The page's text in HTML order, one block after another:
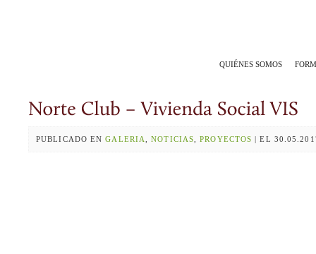
QUIÉNES SOMOS
PUBLICADO ENGALERIA,NOTICIAS,PROYECTOS | EL